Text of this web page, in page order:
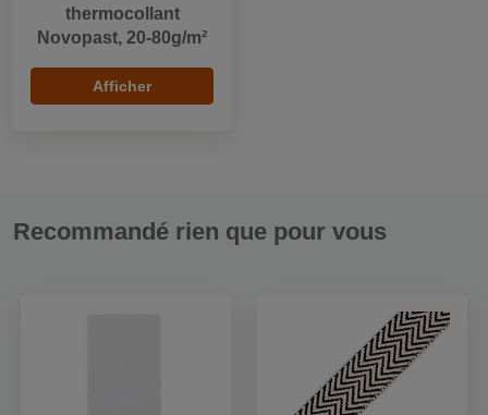
thermocollant
Novopast, 20-80g/m²
Afficher
Recommandé rien que pour vous